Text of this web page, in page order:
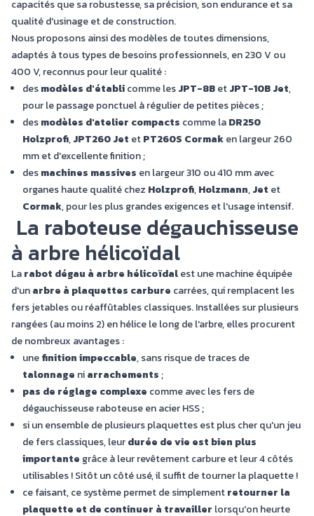
capacités que sa robustesse, sa précision, son endurance et sa
qualité d'usinage et de construction.
Nous proposons ainsi des modèles de toutes dimensions,
adaptés à tous types de besoins professionnels, en 230 V ou
400 V, reconnus pour leur qualité :
desmodèles d'établicomme lesJPT-8BetJPT-10B Jet,
pour le passage ponctuel à régulier de petites pièces ;
desmodèles d'atelier compacts comme laDR250
Holzprofi,JPT260 Jet etPT260S Cormaken largeur 260
mm et d'excellente finition ;
desmachines massives en largeur 310 ou 410 mm avec
organes haute qualité chez Holzprofi,Holzmann,Jet et
Cormak, pour les plus grandes exigences et l'usage intensif.
La raboteuse dégauchisseuse
à arbre hélicoïdal
Larabot dégau à arbre hélicoïdalest une machine équipée
d'unarbre à plaquettes carbure carrées, qui remplacent les
fers jetables ou réaffûtables classiques. Installées sur plusieurs
rangées (au moins 2) en hélice le long de l'arbre, elles procurent
de nombreux avantages :
unefinition impeccable, sans risque de traces de
talonnage niarrachements;
pas de réglage complexe comme avec les fers de
dégauchisseuse raboteuse en acier HSS ;
si un ensemble de plusieurs plaquettes est plus cher qu'un jeu
de fers classiques, leurdurée de vie est bien plus
importante grâce à leur revêtement carbure et leur 4 côtés
utilisables ! Sitôt un côté usé, il suffit de tourner la plaquette !
ce faisant, ce système permet de simplementretourner la
plaquette et de continuer à travailler lorsqu'on heurte